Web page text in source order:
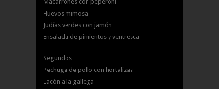
Macarrones con peperoni
Huevos mimosa
Judías verdes con jamón
Ensalada de pimientos y ventresca
Segundos
Pechuga de pollo con hortalizas
Lacón a la gallega